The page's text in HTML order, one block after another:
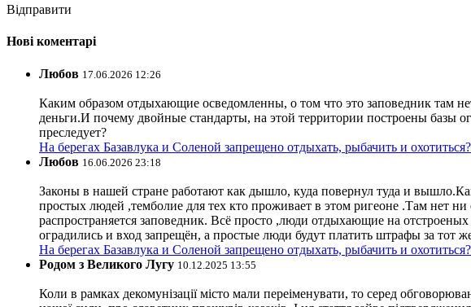
Відправити
Нові коментарі
Любов 17.06.2026 12:26
Каким образом отдыхающие осведомленны, о том что это заповедник там
деньги.И почему двойные стандарты, на этой территории построены базы
преследует?
На берегах Базавлука и Соленой запрещено отдыхать, рыбачить и
Любов 16.06.2026 23:18
Законы в нашей стране работают как дышло, куда повернул туда и
простых людей ,темболие для тех кто проживает в этом ригеоне .Там нет
распространяется заповедник. Всё просто ,люди отдыхающие на
оградились и вход запрещён, а простые люди будут платить штрафы за тот
На берегах Базавлука и Соленой запрещено отдыхать, рыбачить и
Родом з Великого Лугу 10.12.2025 13:55
Коли в рамках декомунізації місто мали переіменувати, то серед